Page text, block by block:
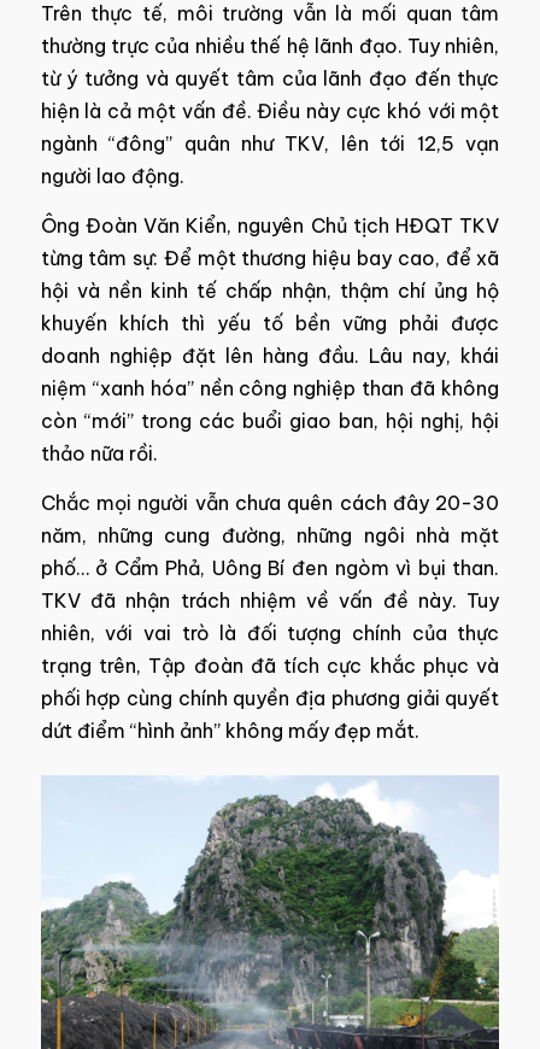
Trên thực tế, môi trường vẫn là mối quan tâm
thường trực của nhiều thế hệ lãnh đạo. Tuy nhiên,
từ ý tưởng và quyết tâm của lãnh đạo đến thực
hiện là cả một vấn đề. Điều này cực khó với một
ngành “đông” quân như TKV, lên tới 12,5 vạn
người lao động.
Ông Đoàn Văn Kiển, nguyên Chủ tịch HĐQT TKV
từng tâm sự: Để một thương hiệu bay cao, để xã
hội và nền kinh tế chấp nhận, thậm chí ủng hộ
khuyến khích thì yếu tố bền vững phải được
doanh nghiệp đặt lên hàng đầu. Lâu nay, khái
niệm “xanh hóa” nền công nghiệp than đã không
còn “mới” trong các buổi giao ban, hội nghị, hội
thảo nữa rồi.
Chắc mọi người vẫn chưa quên cách đây 20-30
năm, những cung đường, những ngôi nhà mặt
phố… ở Cẩm Phả, Uông Bí đen ngòm vì bụi than.
TKV đã nhận trách nhiệm về vấn đề này. Tuy
nhiên, với vai trò là đối tượng chính của thực
trạng trên, Tập đoàn đã tích cực khắc phục và
phối hợp cùng chính quyền địa phương giải quyết
dứt điểm “hình ảnh” không mấy đẹp mắt.